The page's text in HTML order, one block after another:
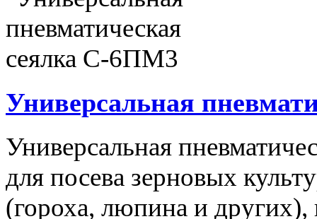
Универсальная
Универсальная
для посева зерновых
(гороха, люпина и других),